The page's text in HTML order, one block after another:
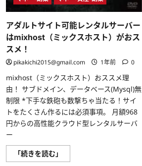
アダルトサイト可能レンタルサーバー
はmixhost（ミックスホスト）がおス
スメ！
pikakichi2015@gmail.com 1年前 0
mixhost（ミックスホスト）おススメ理
由！ サブドメイン、データベース(Mysql)無
制限 *下手な鉄砲も数撃ちゃ当たる！サイ
トをたくさん作るには必須事項。 月額968
円からの高性能クラウド型レンタルサーバ
ー
「続きを読む」
ダ